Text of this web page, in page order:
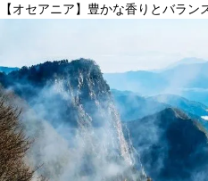
【オセアニア】豊かな香りとバラ